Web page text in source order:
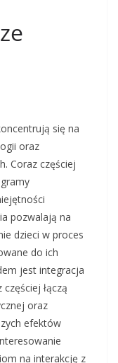
się na
oraz
Coraz częściej
pozwalają na
dzieci w proces
do ich
jest integracja
łączą
oraz
efektów
na interakcję z